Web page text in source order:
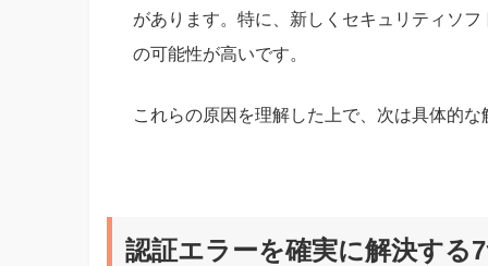
があります。特に、新しくセキュリティソ
の可能性が高いです。
これらの原因を理解した上で、次は具体的
認証エラーを確実に解決する